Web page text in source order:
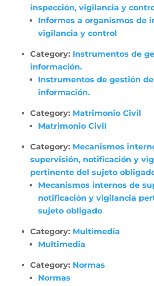
inspección, vigilancia y
Informes a organismos de
vigilancia y control
Category: Instrumentos de
información.
Instrumentos de gestión
información.
Category: Matrimonio Civil
Matrimonio Civil
Category: Mecanismos
supervisión, notificación y
pertinente del sujeto
Mecanismos internos de
notificación y vigilancia
sujeto obligado
Category: Multimedia
Multimedia
Category: Normas
Normas